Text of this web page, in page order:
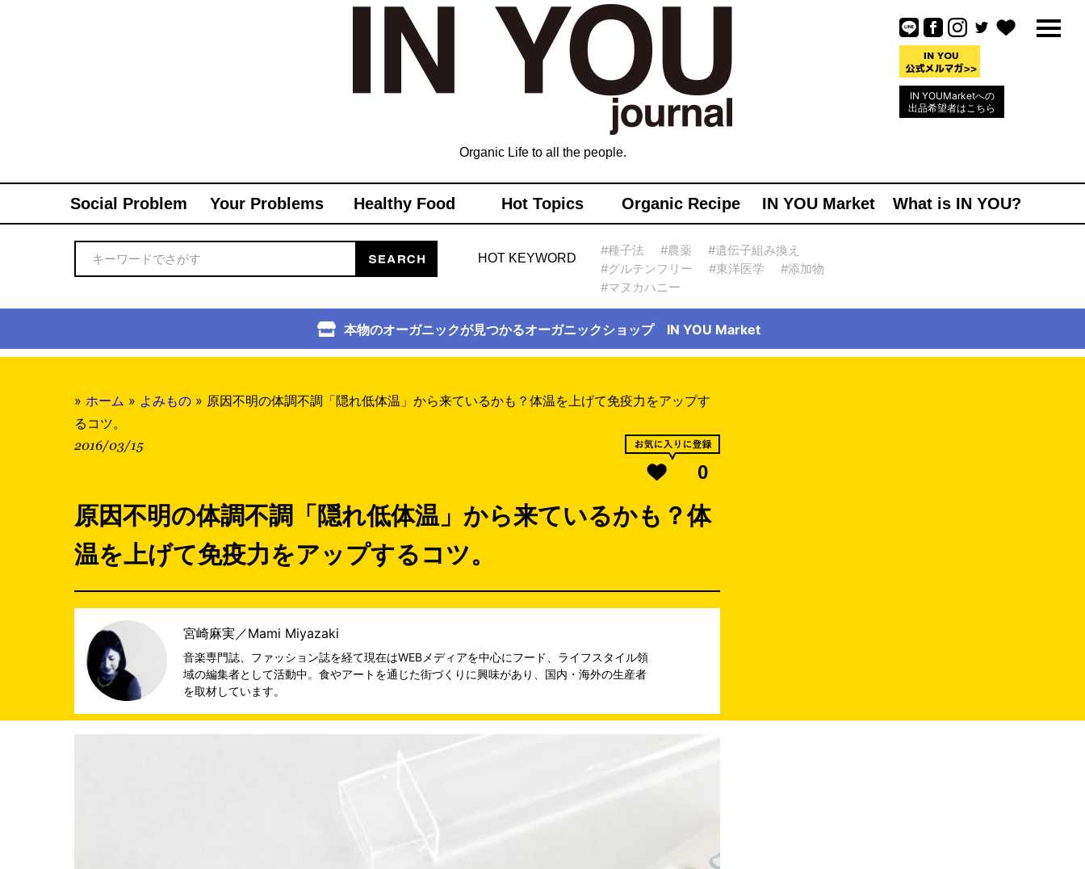
IN YOUMarketへの
出品希望者はこちら
Organic Life to all the people.
Social Problem Your Problems Healthy Food Hot Topics Organic Recipe IN YOU Market What is IN YOU?
HOT KEYWORD
#種子法 #農薬
#遺伝子組み換え
#グルテンフリー
#東洋医学
#添加物
#マヌカハニー
本物のオーガニックが見つかるオーガニックショップ IN YOU Market
» ホーム » よみもの » 原因不明の体調不調「隠れ低体温」から来ているかも？体温を上げて免疫力をアップす
るコツ。
2016/03/15
0
原因不明の体調不調「隠れ低体温」から来ているかも？体
温を上げて免疫力をアップするコツ。
宮崎麻実／Mami Miyazaki
音楽専門誌、ファッション誌を経て現在はWEBメディアを中心にフード、ライフスタイル領
域の編集者として活動中。食やアートを通じた街づくりに興味があり、国内・海外の生産者
を取材しています。